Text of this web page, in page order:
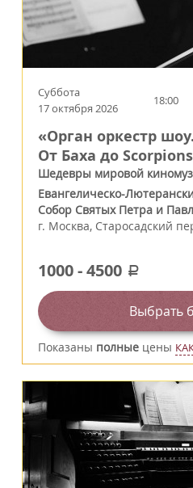
Суббота
17 октября 2026
18:00
«Орган оркестр шоу.
От Баха до
Шедевры мировой
Евангелическо-
Собор Святых Петра и
г. Москва, Старосадский
1000-4500 a
Выбрать
Показаны полные цены